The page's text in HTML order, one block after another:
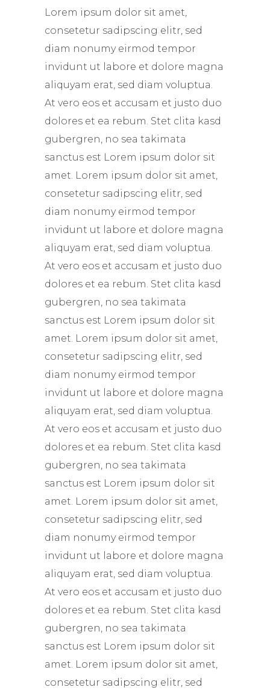
Lorem ipsum dolor sit amet,
consetetur sadipscing elitr, sed
diam nonumy eirmod tempor
invidunt ut labore et dolore magna
aliquyam erat, sed diam voluptua.
At vero eos et accusam et justo duo
dolores et ea rebum. Stet clita kasd
gubergren, no sea takimata
sanctus est Lorem ipsum dolor sit
amet. Lorem ipsum dolor sit amet,
consetetur sadipscing elitr, sed
diam nonumy eirmod tempor
invidunt ut labore et dolore magna
aliquyam erat, sed diam voluptua.
At vero eos et accusam et justo duo
dolores et ea rebum. Stet clita kasd
gubergren, no sea takimata
sanctus est Lorem ipsum dolor sit
amet. Lorem ipsum dolor sit amet,
consetetur sadipscing elitr, sed
diam nonumy eirmod tempor
invidunt ut labore et dolore magna
aliquyam erat, sed diam voluptua.
At vero eos et accusam et justo duo
dolores et ea rebum. Stet clita kasd
gubergren, no sea takimata
sanctus est Lorem ipsum dolor sit
amet. Lorem ipsum dolor sit amet,
consetetur sadipscing elitr, sed
diam nonumy eirmod tempor
invidunt ut labore et dolore magna
aliquyam erat, sed diam voluptua.
At vero eos et accusam et justo duo
dolores et ea rebum. Stet clita kasd
gubergren, no sea takimata
sanctus est Lorem ipsum dolor sit
amet. Lorem ipsum dolor sit amet,
consetetur sadipscing elitr, sed